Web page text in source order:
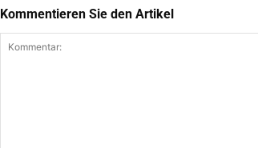
Kommentieren Sie den Artikel